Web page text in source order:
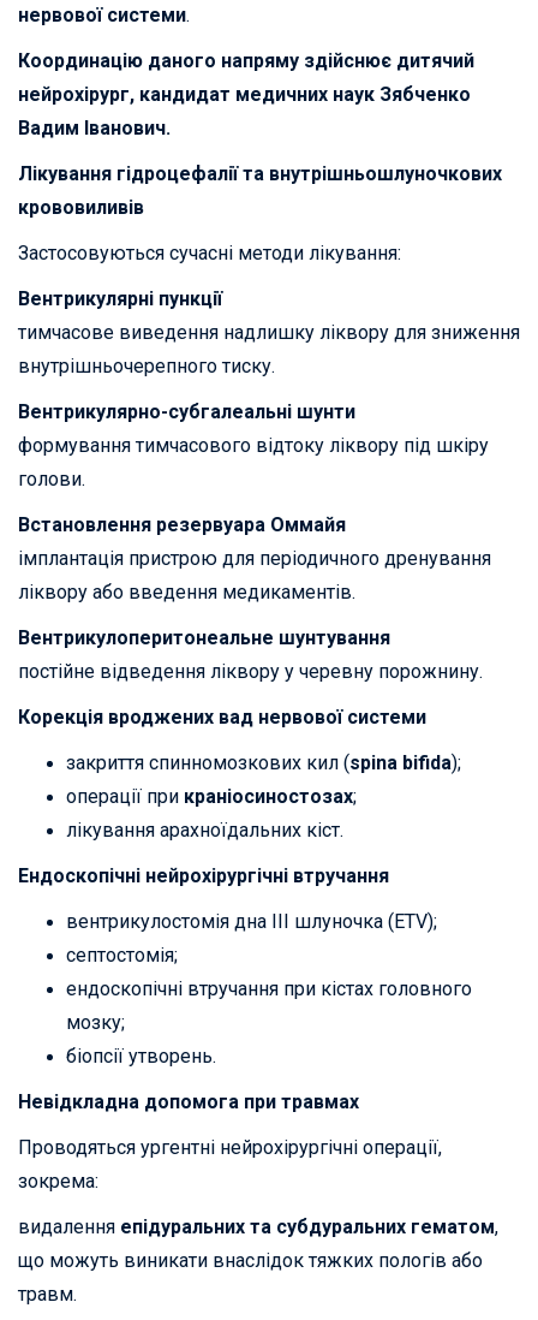
нервової системи.
Координацію даного напряму здійснює дитячий
нейрохірург, кандидат медичних наук Зябченко
Вадим Іванович.
Лікування гідроцефалії та внутрішньошлуночкових
крововиливів
Застосовуються сучасні методи лікування:
Вентрикулярні пункції
тимчасове виведення надлишку ліквору для зниження
внутрішньочерепного тиску.
Вентрикулярно-субгалеальні шунти
формування тимчасового відтоку ліквору під шкіру
голови.
Встановлення резервуара Оммайя
імплантація пристрою для періодичного дренування
ліквору або введення медикаментів.
Вентрикулоперитонеальне шунтування
постійне відведення ліквору у черевну порожнину.
Корекція вроджених вад нервової системи
закриття спинномозкових кил (spina bifida);
операції при краніосиностозах;
лікування арахноїдальних кіст.
Ендоскопічні нейрохірургічні втручання
вентрикулостомія дна III шлуночка (ETV);
септостомія;
ендоскопічні втручання при кістах головного
мозку;
біопсії утворень.
Невідкладна допомога при травмах
Проводяться ургентні нейрохірургічні операції,
зокрема:
видалення епідуральних та субдуральних гематом,
що можуть виникати внаслідок тяжких пологів або
травм.